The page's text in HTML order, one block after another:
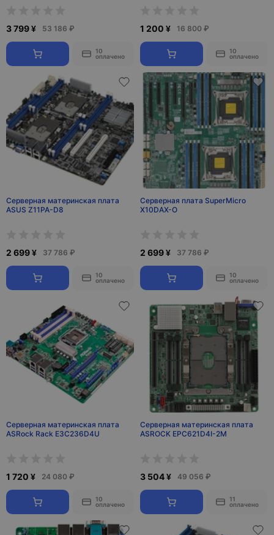
3 799 ¥ 53 186 ₽
10
оплачено
1 200 ¥ 16 800 ₽
10
оплачено
Серверная материнская плата
ASUS Z11PA-D8
2 699 ¥ 37 786 ₽
10
оплачено
Серверная плата SuperMicro
X10DAX-O
2 699 ¥ 37 786 ₽
10
оплачено
Серверная материнская плата
ASRock Rack E3C236D4U
1 720 ¥ 24 080 ₽
10
оплачено
Серверная материнская плата
ASROCK EPC621D4I-2M
3 504 ¥ 49 056 ₽
11
оплачено